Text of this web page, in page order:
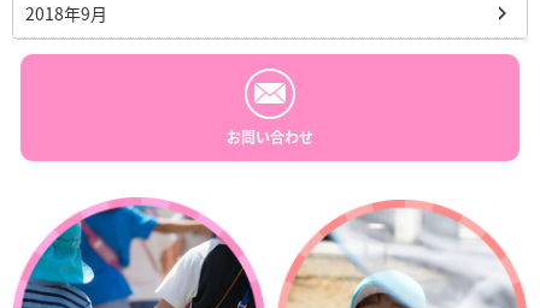
2018年9月
お問い合わせ